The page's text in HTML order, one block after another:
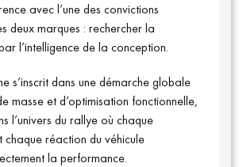
Qui sommes-nous ?
avec l’une des convictions
deux marques : rechercher la
l’intelligence de la conception.
s’inscrit dans une démarche globale
masse et d’optimisation fonctionnelle,
l’univers du rallye où chaque
chaque réaction du véhicule
la performance.